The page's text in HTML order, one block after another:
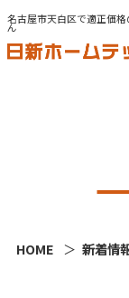
名古屋市天白区で適正価
ん
HOME 新着情